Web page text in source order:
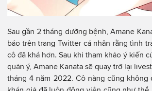
Sau gần 2 tháng dưỡng bệnh, Amane
báo trên trang Twitter cá nhân rằng tình
cô đã khá hơn. Sau khi tham khảo ý kiến
quản ý, Amane Kanata sẽ quay trở lại
tháng 4 năm 2022. Cô nàng cũng không